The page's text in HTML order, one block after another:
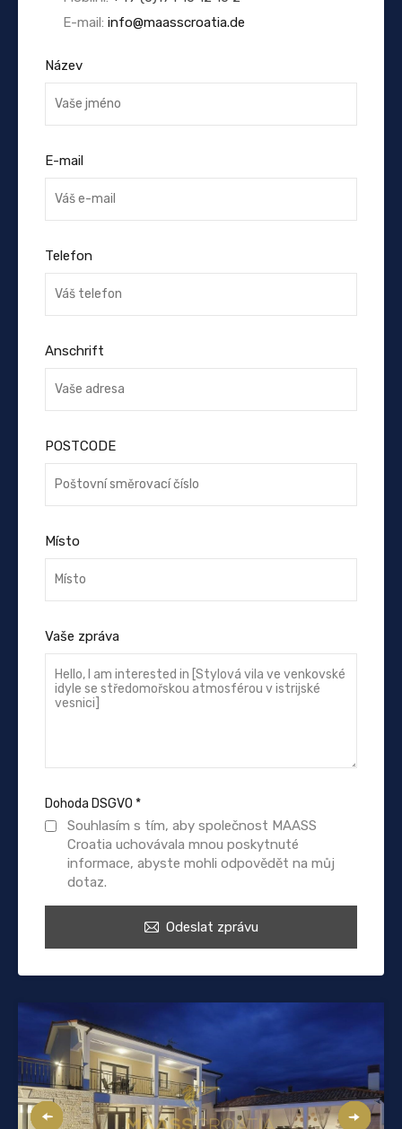
E-mail: info@maasscroatia.de
Název
E-mail
Telefon
Anschrift
POSTCODE
Místo
Vaše zpráva
Dohoda DSGVO *
Souhlasím s tím, aby společnost MAASS
Croatia uchovávala mnou poskytnuté
informace, abyste mohli odpovědět na můj
dotaz.
Odeslat zprávu